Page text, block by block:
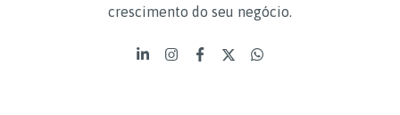
crescimento do seu negócio.